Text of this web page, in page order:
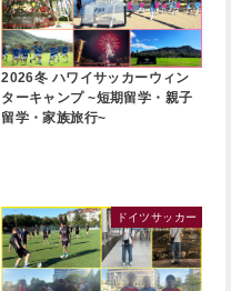
2026冬 ハワイサッカーウィン
ターキャンプ ~短期留学・親子
留学・家族旅行~
ドイツサッカー